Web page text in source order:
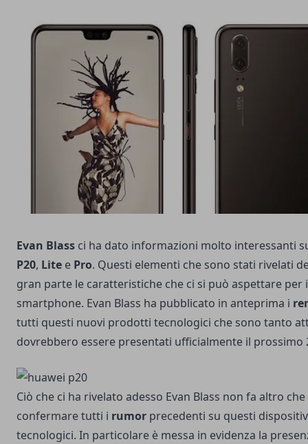
Evan Blass ci ha dato informazioni molto interessanti
P20, Lite e Pro. Questi elementi che sono stati rivelati
gran parte le caratteristiche che ci si può aspettare per
smartphone. Evan Blass ha pubblicato in anteprima i
tutti questi nuovi prodotti tecnologici che sono tanto
dovrebbero essere presentati ufficialmente il prossimo
Ciò che ci ha rivelato adesso Evan Blass non fa altro che
confermare tutti i rumor precedenti su questi
tecnologici. In particolare è messa in evidenza la